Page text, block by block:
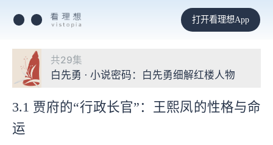
打开看理想App
共29集
白先勇 · 小说密码：白先勇细解红楼人物
3.1 贾府的“行政长官”：王熙凤的性格与命
运